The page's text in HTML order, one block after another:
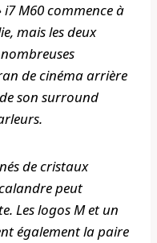
M60 commence à
mais les deux
de cinéma arrière
son surround
de cristaux
peut
Les logos M et un
également la paire